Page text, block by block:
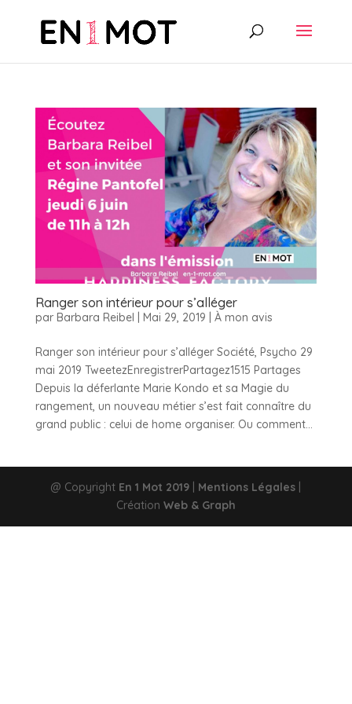
Ranger son intérieur pour s’alléger
par Barbara Reibel Mai 29, 2019 À mon avis
Ranger son intérieur pour s’alléger Société, Psycho 29
mai 2019 TweetezEnregistrerPartagez1515 Partages
Depuis la déferlante Marie Kondo et sa Magie du
rangement, un nouveau métier s’est fait connaître du
grand public : celui de home organiser. Ou comment...
@ Copyright En 1 Mot 2019 Mentions Légales
Création Web & Graph